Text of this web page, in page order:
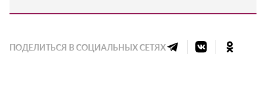
ПОДЕЛИТЬСЯ В СОЦИАЛЬНЫХ СЕТЯХ